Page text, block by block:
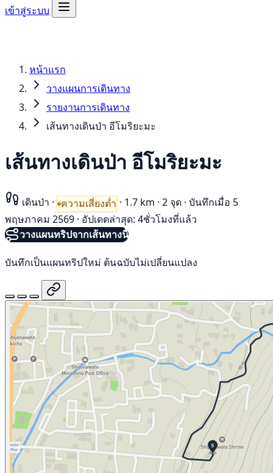
เข้าสู่ระบบ
หน้าแรก
วางแผนการเดินทาง
รายงานการเดินทาง
เส้นทางเดินป่า อีโมริยะมะ
เส้นทางเดินป่า อีโมริยะมะ
เดินป่า · ความเสี่ยงต่ำ · 1.7 km · 2 จุด · บันทึกเมื่อ 5
พฤษภาคม 2569 · อัปเดตล่าสุด: 4ชั่วโมงที่แล้ว
วางแผนทริปจากเส้นทางนี้
บันทึกเป็นแผนทริปใหม่ ต้นฉบับไม่เปลี่ยนแปลง